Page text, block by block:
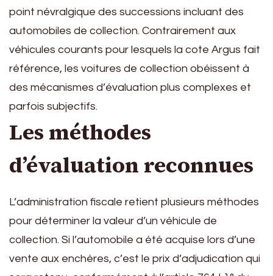
point névralgique des successions incluant des
automobiles de collection. Contrairement aux
véhicules courants pour lesquels la cote Argus fait
référence, les voitures de collection obéissent à
des mécanismes d’évaluation plus complexes et
parfois subjectifs.
Les méthodes
d’évaluation reconnues
L’administration fiscale retient plusieurs méthodes
pour déterminer la valeur d’un véhicule de
collection. Si l’automobile a été acquise lors d’une
vente aux enchères, c’est le prix d’adjudication qui